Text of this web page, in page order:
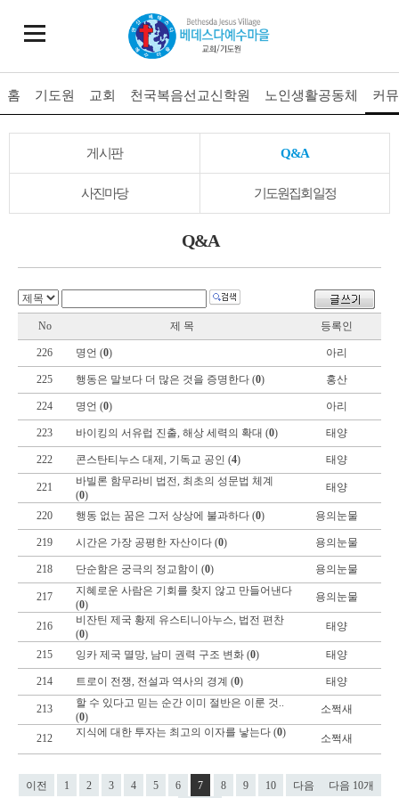
홈 기도원 교회 천국복음선교신학원 노인생활공동체 커
게시판 Q&A
사진마당 기도원집회일정
Q&A
No 제 목 등록인
226 명언 (0) 아리
225 행동은 말보다 더 많은 것을 증명한다 (0) 홍산
224 명언 (0) 아리
223 바이킹의 서유럽 진출, 해상 세력의 확대 (0) 태양
222 콘스탄티누스 대제, 기독교 공인 (4) 태양
221
바빌론 함무라비 법전, 최초의 성문법 체계
(0)
태양
220 행동 없는 꿈은 그저 상상에 불과하다 (0) 용의눈물
219 시간은 가장 공평한 자산이다 (0) 용의눈물
218 단순함은 궁극의 정교함이 (0) 용의눈물
217
지혜로운 사람은 기회를 찾지 않고 만들어낸다
(0)
용의눈물
216
비잔틴 제국 황제 유스티니아누스, 법전 편찬
(0)
태양
215 잉카 제국 멸망, 남미 권력 구조 변화 (0) 태양
214 트로이 전쟁, 전설과 역사의 경계 (0) 태양
213
할 수 있다고 믿는 순간 이미 절반은 이룬 것..
(0)
소쩍새
212 지식에 대한 투자는 최고의 이자를 낳는다 (0) 소쩍새
이전 1 2 3 4 5 6 7 8 9 10 다음 다음 10개